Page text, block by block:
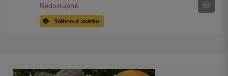
Stáhnout ukázku
Nedostupné